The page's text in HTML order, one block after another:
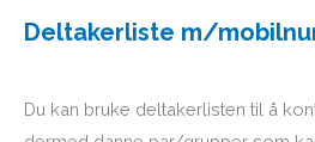
Deltakerliste m/
Du kan bruke deltakerlisten til å